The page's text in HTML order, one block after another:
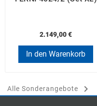
2.149,00 €
In den Warenkorb
Alle Sonderangebote 